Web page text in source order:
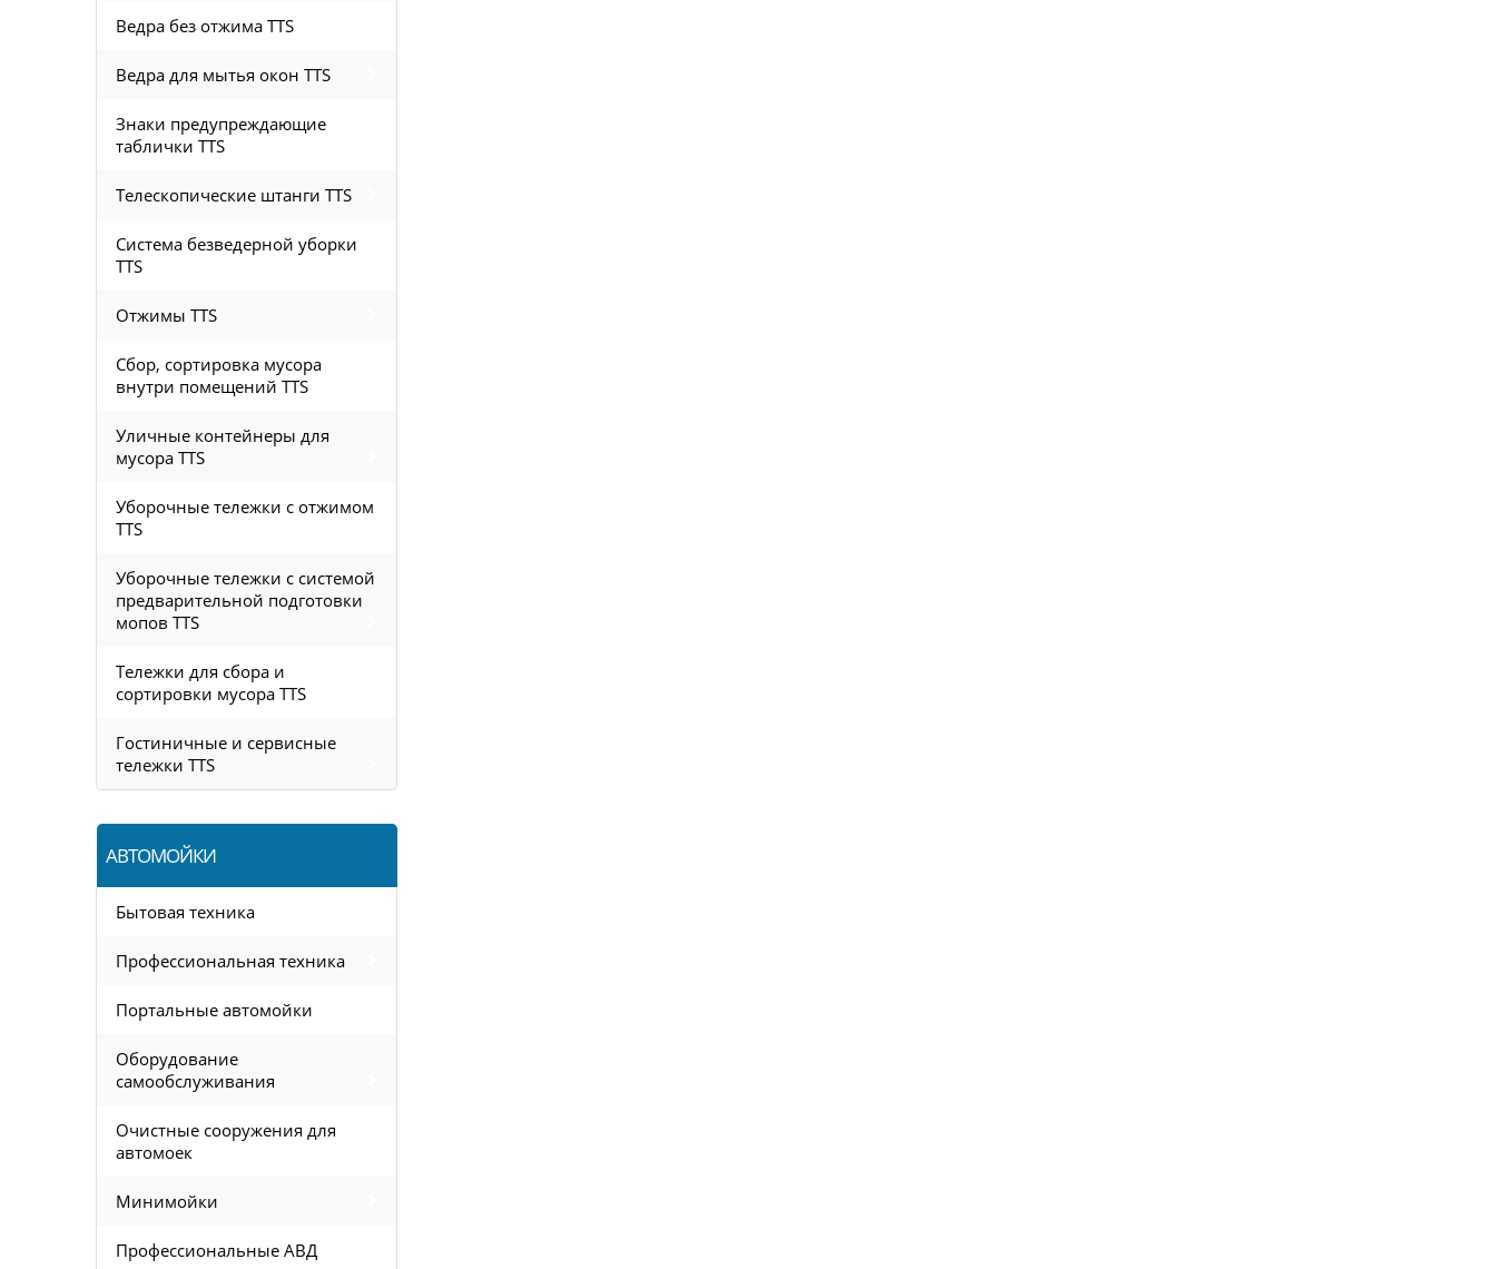
Ведра без отжима TTS
Ведра для мытья окон TTS
Знаки предупреждающие
таблички TTS
Телескопические штанги TTS
Система безведерной уборки
TTS
Отжимы TTS
Сбор, сортировка мусора
внутри помещений TTS
Уличные контейнеры для
мусора TTS
Уборочные тележки с отжимом
TTS
Уборочные тележки с системой
предварительной подготовки
мопов TTS
Тележки для сбора и
сортировки мусора TTS
Гостиничные и сервисные
тележки TTS
АВТОМОЙКИ
Бытовая техника
Профессиональная техника
Портальные автомойки
Оборудование
самообслуживания
Очистные сооружения для
автомоек
Минимойки
Профессиональные АВД